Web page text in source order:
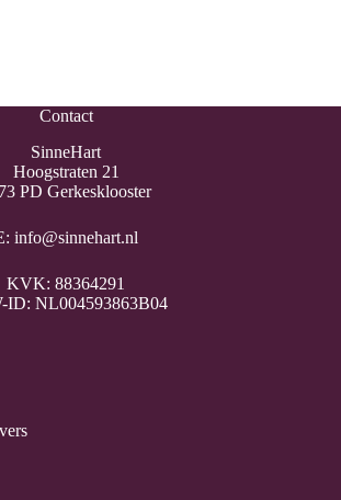
Contact
SinneHart
Hoogstraten 21
PD Gerkesklooster
info@sinnehart.nl
KVK: 88364291
ID: NL004593863B04